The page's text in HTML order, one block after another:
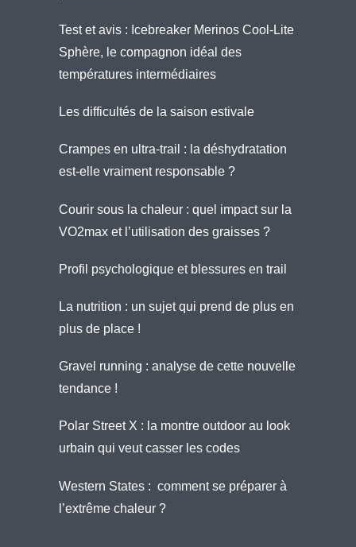
Test et avis : Icebreaker Merinos Cool-Lite
Sphère, le compagnon idéal des
températures intermédiaires
Les difficultés de la saison estivale
Crampes en ultra-trail : la déshydratation
est-elle vraiment responsable ?
Courir sous la chaleur : quel impact sur la
VO2max et l’utilisation des graisses ?
Profil psychologique et blessures en trail
La nutrition : un sujet qui prend de plus en
plus de place !
Gravel running : analyse de cette nouvelle
tendance !
Polar Street X : la montre outdoor au look
urbain qui veut casser les codes
Western States : comment se préparer à
l’extrême chaleur ?